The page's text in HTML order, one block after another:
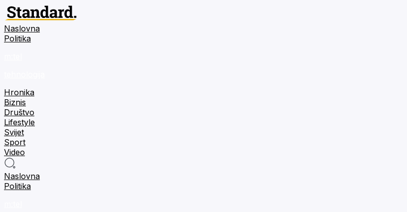
Naslovna
Politika
Hronika
Biznis
Društvo
Lifestyle
Svijet
Sport
Video
Naslovna
Politika